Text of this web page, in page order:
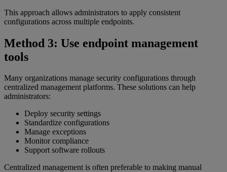
This approach allows administrators to apply consistent
configurations across multiple endpoints.
Method 3: Use endpoint management
tools
Many organizations manage security configurations through
centralized management platforms. These solutions can help
administrators:
Deploy security settings
Standardize configurations
Manage exceptions
Monitor compliance
Support software rollouts
Centralized management is often preferable to making manual